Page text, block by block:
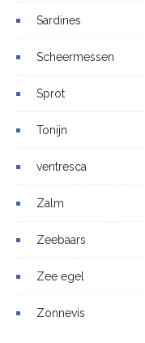
Sardines
Scheermessen
Sprot
Tonijn
ventresca
Zalm
Zeebaars
Zee egel
Zonnevis